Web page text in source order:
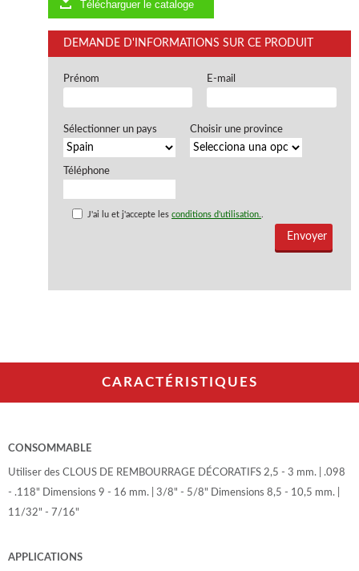
Télécharguer le cataloge
DEMANDE D'INFORMATIONS SUR CE PRODUIT
Prénom E-mail
Sélectionner un pays Choisir une province
Téléphone
J'ai lu et j'accepte lesconditions d'utilisation..
CARACTÉRISTIQUES
CONSOMMABLE
Utiliser des CLOUS DE REMBOURRAGE DÉCORATIFS 2,5 - 3 mm. | .098
- .118" Dimensions 9 - 16 mm. | 3/8" - 5/8" Dimensions 8,5 - 10,5 mm. |
11/32" - 7/16"
APPLICATIONS